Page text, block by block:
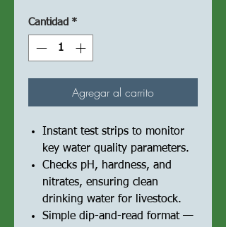
Cantidad *
Agregar al carrito
Instant test strips to monitor
key water quality parameters.
Checks pH, hardness, and
nitrates, ensuring clean
drinking water for livestock.
Simple dip-and-read format —